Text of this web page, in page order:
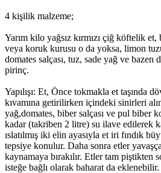
4 kişilik malzeme;
Yarım kilo yağsız kırmızı çiğ köftelik
veya koruk kurusu o da yoksa, limon
domates salçası, tuz, sade yağ ve bazen
pirinç.
Yapılışı: Et, Önce tokmakla et taşında
kıvamına getirilirken içindeki sinirleri
yağ,domates, biber salçası ve pul biber
kadar (takriben 2 litre) su ilave edilerek
ıslatılmış iki elin ayasıyla et iri fındık
tepsiye konulur. Daha sonra etler
kaynamaya bırakılır. Etler tam piştikten
isteğe bağlı olarak baharat da eklenebilir.